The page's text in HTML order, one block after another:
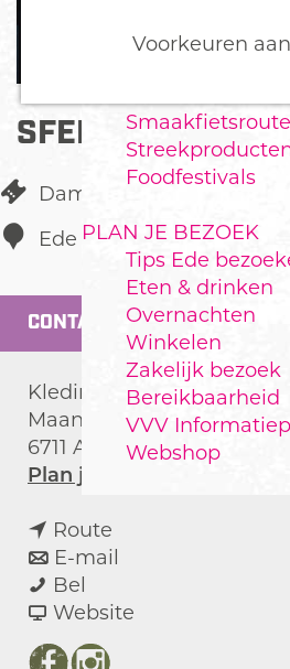
Voorkeuren
a
g
e
Wekerom
Foodfestivals
PLAN JE BEZOEK
Tips Ede
Eten & drinken
Overnachten
Winkelen
Zakelijk bezoek
Bereikbaarheid
VVV
Webshop
SFEER EN MEER
Damesmode
Ede
CONTACT
Kledingwinkel
Maandereind 42A
6711 AD
Ede
Plan je route
Route
a
r
E-mail
a
Bel
f
e
Website